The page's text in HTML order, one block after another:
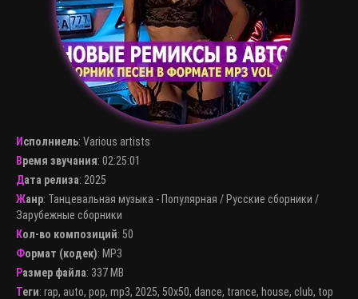
Исполниель: Various artists
Время звучания: 02:25:01
Дата релиза: 2025
Жанр: Танцевальная музыка - Популярная / Русские сборники /
Зарубежные сборники
Кол-во композиций: 50
Формат (кодек): MP3
Размер файла: 337 MB
Теги: rap, auto, pop, mp3, 2025, 50x50, dance, trance, house, club, top